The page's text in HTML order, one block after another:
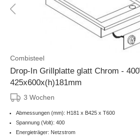
Combisteel
Drop-In Grillplatte glatt Chrom -
425x600x(h)181mm
3 Wochen
Abmessungen (mm): H181 x B425 x T600
Spannung (Volt): 400
Energieträger: Netzstrom